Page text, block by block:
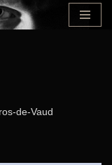
de-Vaud